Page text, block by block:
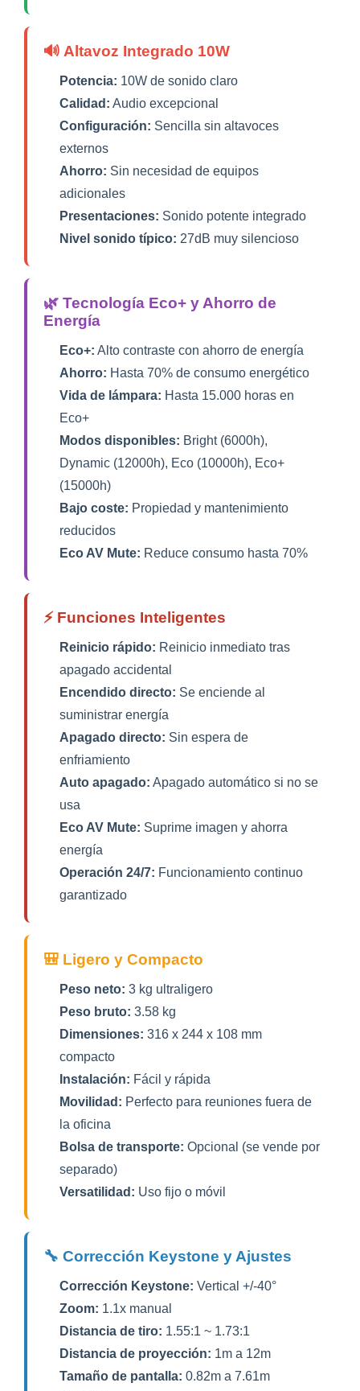
🔊 Altavoz Integrado 10W
Potencia: 10W de sonido claro
Calidad: Audio excepcional
Configuración: Sencilla sin altavoces
externos
Ahorro: Sin necesidad de equipos
adicionales
Presentaciones: Sonido potente integrado
Nivel sonido típico: 27dB muy silencioso
🌿 Tecnología Eco+ y Ahorro de
Energía
Eco+: Alto contraste con ahorro de energía
Ahorro: Hasta 70% de consumo energético
Vida de lámpara: Hasta 15.000 horas en
Eco+
Modos disponibles: Bright (6000h),
Dynamic (12000h), Eco (10000h), Eco+
(15000h)
Bajo coste: Propiedad y mantenimiento
reducidos
Eco AV Mute: Reduce consumo hasta 70%
⚡ Funciones Inteligentes
Reinicio rápido: Reinicio inmediato tras
apagado accidental
Encendido directo: Se enciende al
suministrar energía
Apagado directo: Sin espera de
enfriamiento
Auto apagado: Apagado automático si no se
usa
Eco AV Mute: Suprime imagen y ahorra
energía
Operación 24/7: Funcionamiento continuo
garantizado
🎒 Ligero y Compacto
Peso neto: 3 kg ultraligero
Peso bruto: 3.58 kg
Dimensiones: 316 x 244 x 108 mm
compacto
Instalación: Fácil y rápida
Movilidad: Perfecto para reuniones fuera de
la oficina
Bolsa de transporte: Opcional (se vende por
separado)
Versatilidad: Uso fijo o móvil
🔧 Corrección Keystone y Ajustes
Corrección Keystone: Vertical +/-40°
Zoom: 1.1x manual
Distancia de tiro: 1.55:1 ~ 1.73:1
Distancia de proyección: 1m a 12m
Tamaño de pantalla: 0.82m a 7.61m